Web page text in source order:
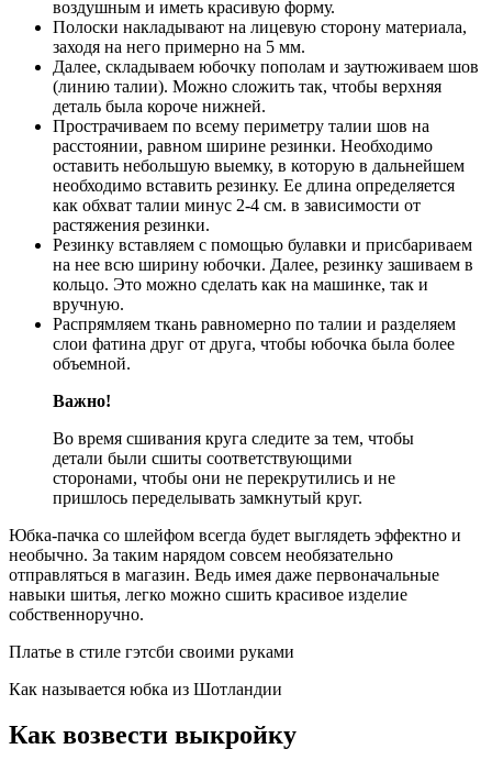
воздушным и иметь красивую форму.
Полоски накладывают на лицевую сторону материала,
заходя на него примерно на 5 мм.
Далее, складываем юбочку пополам и заутюживаем шов
(линию талии). Можно сложить так, чтобы верхняя
деталь была короче нижней.
Прострачиваем по всему периметру талии шов на
расстоянии, равном ширине резинки. Необходимо
оставить небольшую выемку, в которую в дальнейшем
необходимо вставить резинку. Ее длина определяется
как обхват талии минус 2-4 см. в зависимости от
растяжения резинки.
Резинку вставляем с помощью булавки и присбариваем
на нее всю ширину юбочки. Далее, резинку зашиваем в
кольцо. Это можно сделать как на машинке, так и
вручную.
Распрямляем ткань равномерно по талии и разделяем
слои фатина друг от друга, чтобы юбочка была более
объемной.
Важно!
Во время сшивания круга следите за тем, чтобы
детали были сшиты соответствующими
сторонами, чтобы они не перекрутились и не
пришлось переделывать замкнутый круг.
Юбка-пачка со шлейфом всегда будет выглядеть эффектно и
необычно. За таким нарядом совсем необязательно
отправляться в магазин. Ведь имея даже первоначальные
навыки шитья, легко можно сшить красивое изделие
собственноручно.
Платье в стиле гэтсби своими руками
Как называется юбка из Шотландии
Как возвести выкройку